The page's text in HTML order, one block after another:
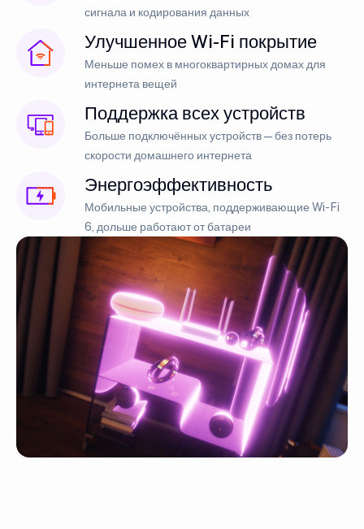
сигнала и кодирования данных
Улучшенное Wi-Fi покрытие
Меньше помех в многоквартирных домах для
интернета вещей
Поддержка всех устройств
Больше подключённых устройств — без потерь
скорости домашнего интернета
Энергоэффективность
Мобильные устройства, поддерживающие Wi-Fi
6, дольше работают от батареи